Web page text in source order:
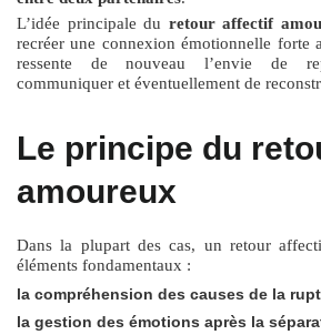
L’idée principale du retour affectif
recréer une connexion émotionnelle forte
ressente de nouveau l’envie de
communiquer et éventuellement de
Le principe du
amoureux
Dans la plupart des cas, un retour
éléments fondamentaux :
la compréhension des causes de la
la gestion des émotions après la